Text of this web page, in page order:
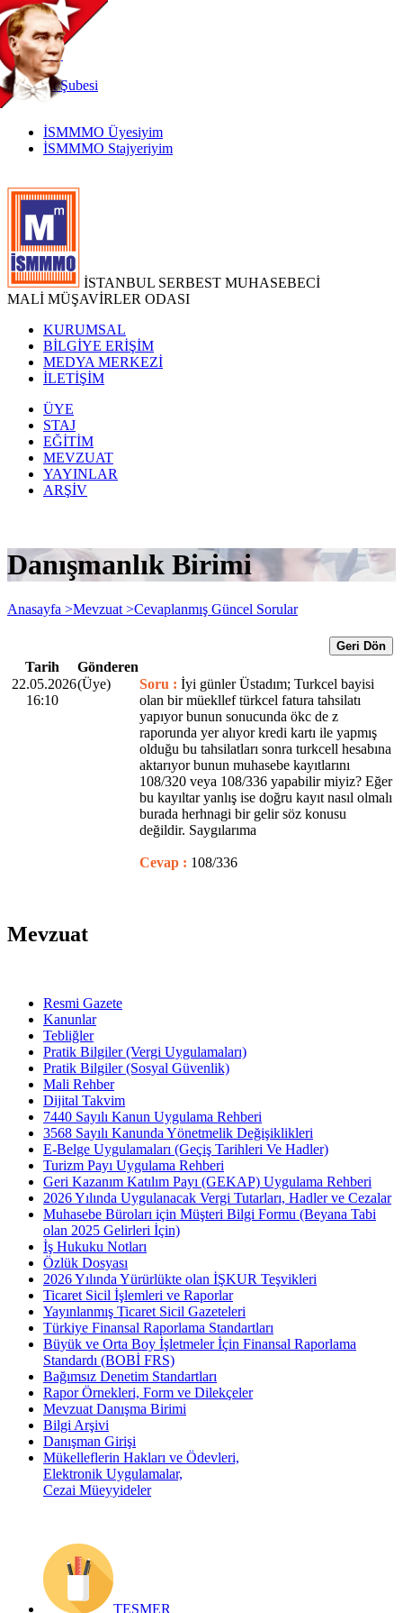
TR
|
EN
İnternetŞubesi
İSMMMO Üyesiyim
İSMMMO Stajyeriyim
İSTANBUL SERBEST MUHASEBECİ
MALİ MÜŞAVİRLER ODASI
KURUMSAL
BİLGİYE ERİŞİM
MEDYA MERKEZİ
İLETİŞİM
ÜYE
STAJ
EĞİTİM
MEVZUAT
YAYINLAR
ARŞİV
Danışmanlık Birimi
Anasayfa >Mevzuat >Cevaplanmış Güncel Sorular
Geri Dön
Tarih
Gönderen
22.05.2026
16:10
(Üye) Soru : İyi günler Üstadım; Turkcel bayisi
olan bir müekllef türkcel fatura tahsilatı
yapıyor bunun sonucunda ökc de z
raporunda yer alıyor kredi kartı ile yapmış
olduğu bu tahsilatları sonra turkcell hesabına
aktarıyor bunun muhasebe kayıtlarını
108/320 veya 108/336 yapabilir miyiz? Eğer
bu kayıltar yanlış ise doğru kayıt nasıl olmalı
burada herhnagi bir gelir söz konusu
değildir. Saygılarıma
Cevap : 108/336
Mevzuat
Resmi Gazete
Kanunlar
Tebliğler
Pratik Bilgiler (Vergi Uygulamaları)
Pratik Bilgiler (Sosyal Güvenlik)
Mali Rehber
Dijital Takvim
7440 Sayılı Kanun Uygulama Rehberi
3568 Sayılı Kanunda Yönetmelik Değişiklikleri
E-Belge Uygulamaları (Geçiş Tarihleri Ve Hadler)
Turizm Payı Uygulama Rehberi
Geri Kazanım Katılım Payı (GEKAP) Uygulama Rehberi
2026 Yılında Uygulanacak Vergi Tutarları, Hadler ve Cezalar
Muhasebe Büroları için Müşteri Bilgi Formu (Beyana Tabi
olan 2025 Gelirleri İçin)
İş Hukuku Notları
Özlük Dosyası
2026 Yılında Yürürlükte olan İŞKUR Teşvikleri
Ticaret Sicil İşlemleri ve Raporlar
Yayınlanmış Ticaret Sicil Gazeteleri
Türkiye Finansal Raporlama Standartları
Büyük ve Orta Boy İşletmeler İçin Finansal Raporlama
Standardı (BOBİ FRS)
Bağımsız Denetim Standartları
Rapor Örnekleri, Form ve Dilekçeler
Mevzuat Danışma Birimi
Bilgi Arşivi
Danışman Girişi
Mükelleflerin Hakları ve Ödevleri,
Elektronik Uygulamalar,
Cezai Müeyyideler
TESMER